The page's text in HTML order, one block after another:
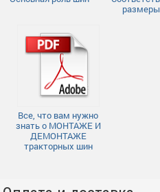
Все, что вам нужно
знать о МОНТАЖЕ И
ДЕМОНТАЖЕ
тракторных шин